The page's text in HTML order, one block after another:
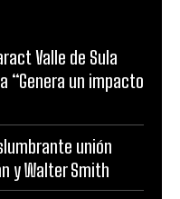
Valle de Sula
“Genera un impacto
unión
y Walter Smith